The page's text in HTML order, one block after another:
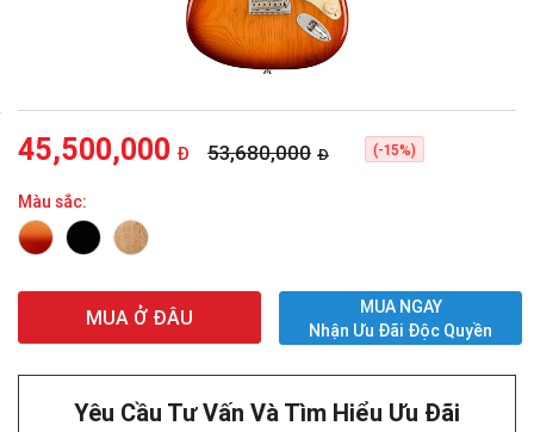
45,500,000 Đ 53,680,000 Đ (-15%)
Màu sắc:
MUA Ở ĐÂU
MUA NGAY
Nhận Ưu Đãi Độc Quyền
Yêu Cầu Tư Vấn Và Tìm Hiểu Ưu Đãi